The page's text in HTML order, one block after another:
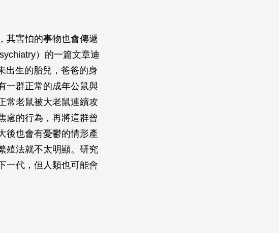
其害怕的事物也會傳遞
）的一篇文章迪
出生的胎兒，爸爸的身
一群正常的成年公鼠與
常老鼠被大老鼠連續攻
慮的行為，再將這群曾
後也會有憂鬱的情形產
殖法就不太明顯。研究
一代，但人類也可能會